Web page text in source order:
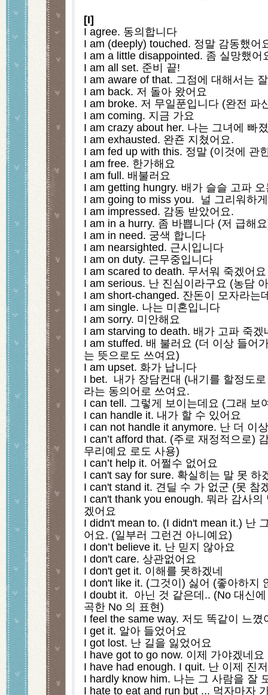
[I]
I agree. 동의합니다
I am (deeply) touched. 정말 감동했어
I am a little disappointed. 좀 실망했어
I am all set. 준비 끝!
I am aware of that. 그점에 대해서는
I am back. 저 돌아 왔어요
I am broke. 저 무일푼입니다 (완전 파
I am coming. 지금 가요
I am crazy about her. 나는 그녀에 빠
I am exhausted. 완죤 지쳤어요.
I am fed up with this. 정말 (이것에 관
I am free. 한가해요
I am full. 배불러요
I am getting hungry. 배가 슬슬 고파
I am going to miss you.  널 그리워하
I am impressed. 감동 받았어요.
I am in a hurry. 좀 바쁩니다 (저 급해
I am in need. 궁색 합니다
I am nearsighted. 근시입니다
I am on duty. 근무중입니다
I am scared to death. 무서워 죽겠어요
I am serious. 난 진심이라구요 (농담
I am short-changed. 잔돈이 모자라는
I am single. 나는 미혼입니다
I am sorry. 미안해요
I am starving to death. 배가 고파 죽겠
I am stuffed. 배 불러요 (더 이상 들어
는 뜻으로도 쓰여요)
I am upset. 화가 납니다
I bet.  내가 장담컨대 (내기를 할정도
라는 동의어로 쓰여요.
I can tell. 그렇게 보이는데요 (그래 보
I can handle it. 내가 할 수 있어요
I can not handle it anymore. 난 더 이
I can’t afford that. (주로 재정적으로)
무리예요 로도 사용)
I can’t help it. 어쩔수 없어요
I can't say for sure. 확실히는 말 못 하
I can't stand it. 견딜 수 가 없군 (못 참
I can't thank you enough. 뭐라 감사
겠어요
I didn't mean to. (I didn't mean it.) 난
어요. (일부러 그런건 아니예요)
I don’t believe it. 난 믿지 않아요
I don't care. 상관없어요
I don't get it. 이해를 못하겠네
I don't like it. (그것이) 싫어 (좋아하지
I doubt it.  아닌 것 같은데.. (No 대신
곡한 No 의 표현)
I feel the same way. 저도 똑같이 느꼈
I get it. 알아 들었어요
I got lost. 난 길을 잃었어요
I have got to go now. 이제 가야겠네요
I have had enough. I quit. 난 이제 진
I hardly know him. 나는 그 사람을 잘
I hate to eat and run but ... 먹자마자